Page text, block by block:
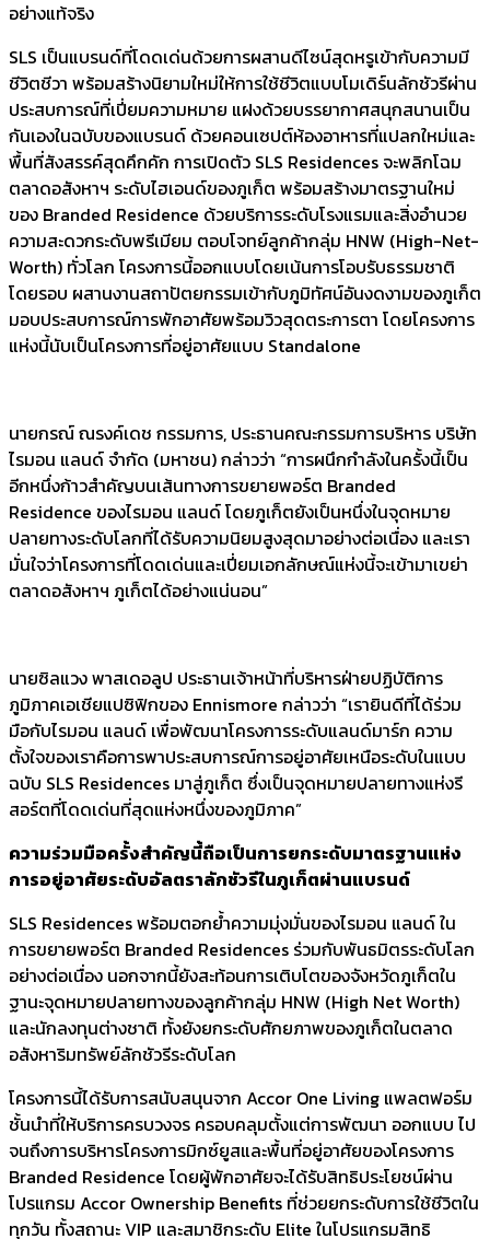
อย่างแท้จริง
SLS เป็นแบรนด์ที่โดดเด่นด้วยการผสานดีไซน์สุดหรูเข้ากับความมี
ชีวิตชีวา พร้อมสร้างนิยามใหม่ให้การใช้ชีวิตแบบโมเดิร์นลักชัวรีผ่าน
ประสบการณ์ที่เปี่ยมความหมาย แฝงด้วยบรรยากาศสนุกสนานเป็น
กันเองในฉบับของแบรนด์ ด้วยคอนเซปต์ห้องอาหารที่แปลกใหม่และ
พื้นที่สังสรรค์สุดคึกคัก การเปิดตัว SLS Residences จะพลิกโฉม
ตลาดอสังหาฯ ระดับไฮเอนด์ของภูเก็ต พร้อมสร้างมาตรฐานใหม่
ของ Branded Residence ด้วยบริการระดับโรงแรมและสิ่งอำนวย
ความสะดวกระดับพรีเมียม ตอบโจทย์ลูกค้ากลุ่ม HNW (High-Net-
Worth) ทั่วโลก โครงการนี้ออกแบบโดยเน้นการโอบรับธรรมชาติ
โดยรอบ ผสานงานสถาปัตยกรรมเข้ากับภูมิทัศน์อันงดงามของภูเก็ต
มอบประสบการณ์การพักอาศัยพร้อมวิวสุดตระการตา โดยโครงการ
แห่งนี้นับเป็นโครงการที่อยู่อาศัยแบบ Standalone
นายกรณ์ ณรงค์เดช กรรมการ, ประธานคณะกรรมการบริหาร บริษัท
ไรมอน แลนด์ จำกัด (มหาชน) กล่าวว่า “การผนึกกำลังในครั้งนี้เป็น
อีกหนึ่งก้าวสำคัญบนเส้นทางการขยายพอร์ต Branded
Residence ของไรมอน แลนด์ โดยภูเก็ตยังเป็นหนึ่งในจุดหมาย
ปลายทางระดับโลกที่ได้รับความนิยมสูงสุดมาอย่างต่อเนื่อง และเรา
มั่นใจว่าโครงการที่โดดเด่นและเปี่ยมเอกลักษณ์แห่งนี้จะเข้ามาเขย่า
ตลาดอสังหาฯ ภูเก็ตได้อย่างแน่นอน”
นายซิลแวง พาสเดอลูป ประธานเจ้าหน้าที่บริหารฝ่ายปฏิบัติการ
ภูมิภาคเอเชียแปซิฟิกของ Ennismore กล่าวว่า “เรายินดีที่ได้ร่วม
มือกับไรมอน แลนด์ เพื่อพัฒนาโครงการระดับแลนด์มาร์ก ความ
ตั้งใจของเราคือการพาประสบการณ์การอยู่อาศัยเหนือระดับในแบบ
ฉบับ SLS Residences มาสู่ภูเก็ต ซึ่งเป็นจุดหมายปลายทางแห่งรี
สอร์ตที่โดดเด่นที่สุดแห่งหนึ่งของภูมิภาค”
ความร่วมมือครั้งสำคัญนี้ถือเป็นการยกระดับมาตรฐานแห่ง
การอยู่อาศัยระดับอัลตราลักชัวรีในภูเก็ตผ่านแบรนด์
SLS Residences พร้อมตอกย้ำความมุ่งมั่นของไรมอน แลนด์ ใน
การขยายพอร์ต Branded Residences ร่วมกับพันธมิตรระดับโลก
อย่างต่อเนื่อง นอกจากนี้ยังสะท้อนการเติบโตของจังหวัดภูเก็ตใน
ฐานะจุดหมายปลายทางของลูกค้ากลุ่ม HNW (High Net Worth)
และนักลงทุนต่างชาติ ทั้งยังยกระดับศักยภาพของภูเก็ตในตลาด
อสังหาริมทรัพย์ลักชัวรีระดับโลก
โครงการนี้ได้รับการสนับสนุนจาก Accor One Living แพลตฟอร์ม
ชั้นนำที่ให้บริการครบวงจร ครอบคลุมตั้งแต่การพัฒนา ออกแบบ ไป
จนถึงการบริหารโครงการมิกซ์ยูสและพื้นที่อยู่อาศัยของโครงการ
Branded Residence โดยผู้พักอาศัยจะได้รับสิทธิประโยชน์ผ่าน
โปรแกรม Accor Ownership Benefits ที่ช่วยยกระดับการใช้ชีวิตใน
ทุกวัน ทั้งสถานะ VIP และสมาชิกระดับ Elite ในโปรแกรมสิทธิ